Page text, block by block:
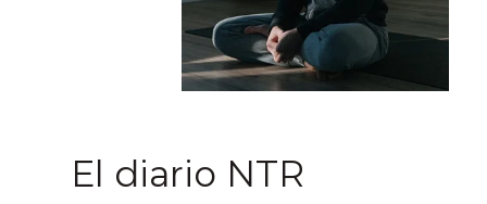
El diario NTR